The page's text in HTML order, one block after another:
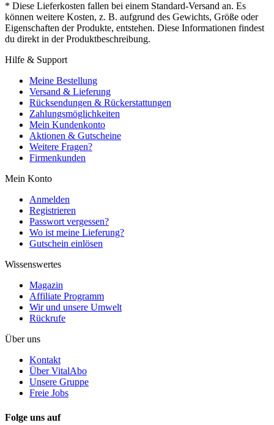
* Diese Lieferkosten fallen bei einem Standard-Versand an. Es
können weitere Kosten, z. B. aufgrund des Gewichts, Größe oder
Eigenschaften der Produkte, entstehen. Diese Informationen findest
du direkt in der Produktbeschreibung.
Hilfe & Support
Meine Bestellung
Versand & Lieferung
Rücksendungen & Rückerstattungen
Zahlungsmöglichkeiten
Mein Kundenkonto
Aktionen & Gutscheine
Weitere Fragen?
Firmenkunden
Mein Konto
Anmelden
Registrieren
Passwort vergessen?
Wo ist meine Lieferung?
Gutschein einlösen
Wissenswertes
Magazin
Affiliate Programm
Wir und unsere Umwelt
Rückrufe
Über uns
Kontakt
Über VitalAbo
Unsere Gruppe
Freie Jobs
Folge uns auf